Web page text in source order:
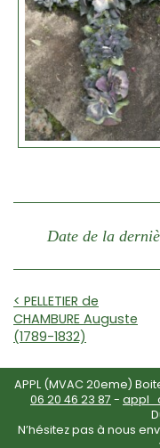
Date de la
< PELLETIER de
CHAMBURE Auguste
(1789-1832)
APPL (MVAC 20eme)
06 20 46 23 87 -
N’hésitez pas à nous